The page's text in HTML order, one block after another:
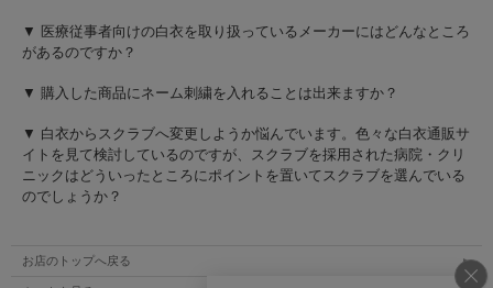
▼ 医療従事者向けの白衣を取り扱っているメーカーにはどんなところ
があるのですか？
▼ 購入した商品にネーム刺繍を入れることは出来ますか？
▼ 白衣からスクラブへ変更しようか悩んでいます。色々な白衣通販サ
イトを見て検討しているのですが、スクラブを採用された病院・クリ
ニックはどういったところにポイントを置いてスクラブを選んでいる
のでしょうか？
お店のトップへ戻る